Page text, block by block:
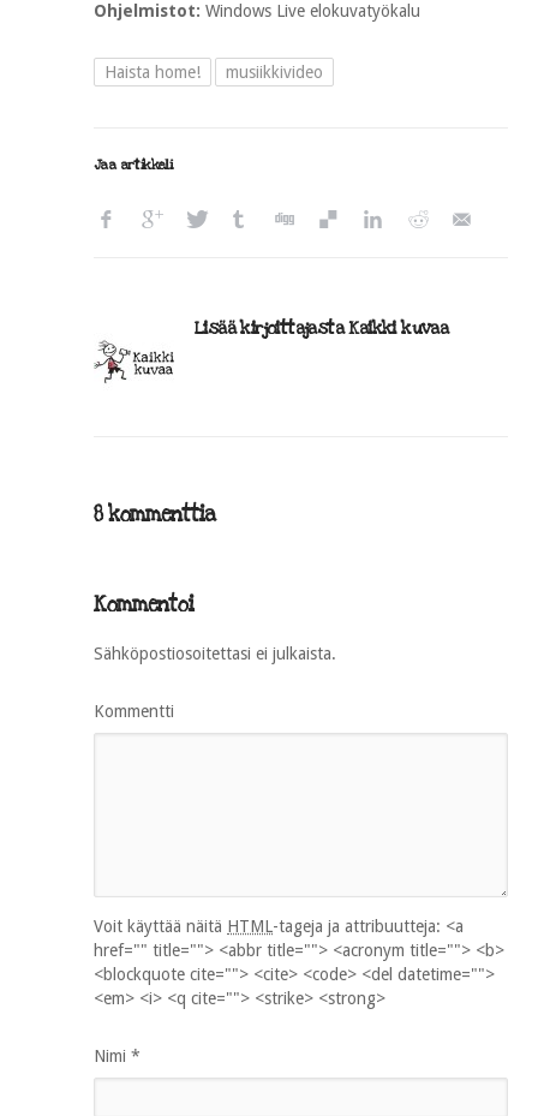
Ohjelmistot: Windows Live elokuvatyökalu
Haista home! musiikkivideo
Jaa artikkeli
Lisää kirjoittajasta Kaikki kuvaa
8 kommenttia
Kommentoi
Sähköpostiosoitettasi ei julkaista.
Kommentti
Voit käyttää näitä HTML-tageja ja attribuutteja: <a
href="" title=""> <abbr title=""> <acronym title=""> <b>
<blockquote cite=""> <cite> <code> <del datetime="">
<em> <i> <q cite=""> <strike> <strong>
Nimi *